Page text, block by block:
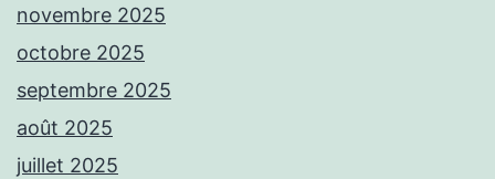
novembre 2025
octobre 2025
septembre 2025
août 2025
juillet 2025